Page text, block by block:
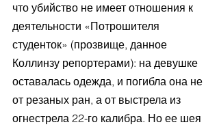
что убийство не имеет отношения к
деятельности «Потрошителя
студенток» (прозвище, данное
Коллинзу репортерами): на девушке
оставалась одежда, и погибла она не
от резаных ран, а от выстрела из
огнестрела 22-го калибра. Но ее шея